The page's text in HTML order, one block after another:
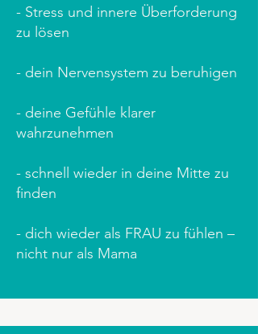
- Stress und innere Überforderung
zu lösen
- dein Nervensystem zu beruhigen
- deine Gefühle klarer
wahrzunehmen
- schnell wieder in deine Mitte zu
finden
- dich wieder als FRAU zu fühlen –
nicht nur als Mama